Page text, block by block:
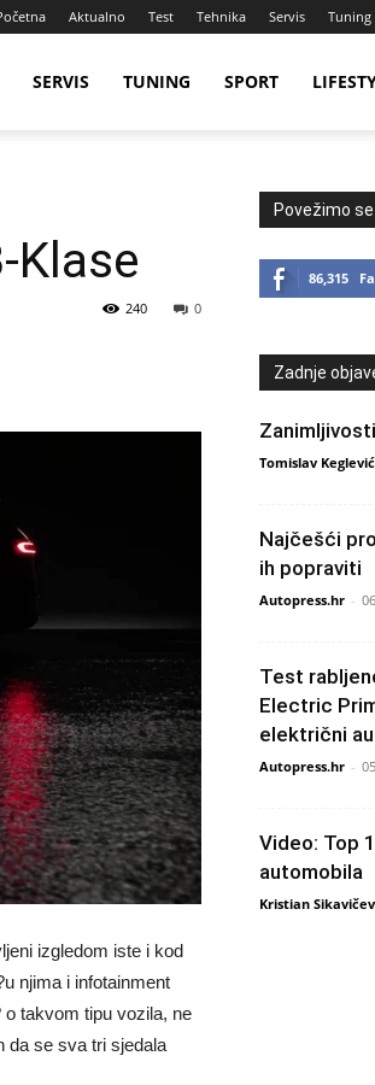
Aktualno Test Tehnika Servis Tuning
SERVIS TUNING SPORT
Klase
0
240
izgledom iste i kod
njima i infotainment
takvom tipu vozila, ne
da se sva tri sjedala
Povežimo se
86,315
Zadnje
Tomislav Keglević
Najčešći
ih popraviti
Autopress.hr -
Test
Electric
električni
Autopress.hr -
Video: Top
automobila
Kristian Sikavičev